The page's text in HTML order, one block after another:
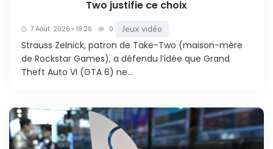
Two justifie ce choix
7 Août. 2026 • 19:26 0 Jeux vidéo
Strauss Zelnick, patron de Take-Two (maison-mère
de Rockstar Games), a défendu l’idée que Grand
Theft Auto VI (GTA 6) ne...